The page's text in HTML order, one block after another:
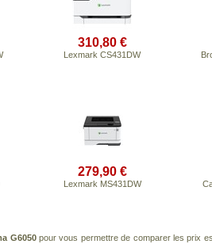
310,80 €
Lexmark CS431DW
279,90 €
Lexmark MS431DW
G6050pour vous permettre de comparer les prix